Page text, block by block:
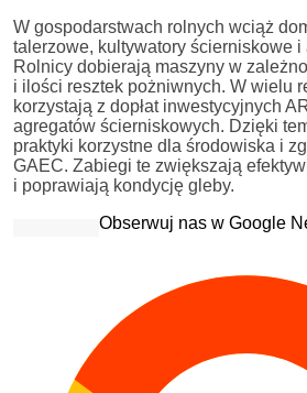
W gospodarstwach rolnych wciąż
talerzowe, kultywatory ścierniskowe i
Rolnicy dobierają maszyny w
i ilości resztek pożniwnych. W wielu
korzystają z dopłat inwestycyjnych
agregatów ścierniskowych. Dzięki
praktyki korzystne dla środowiska i
GAEC. Zabiegi te zwiększają
i poprawiają kondycję gleby.
Obserwuj nas w Google